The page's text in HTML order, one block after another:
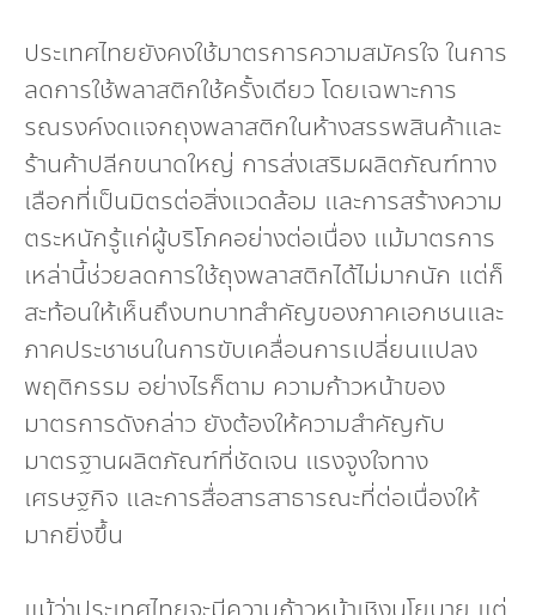
ประเทศไทยยังคงใช้มาตรการความสมัครใจ ในการ
ลดการใช้พลาสติกใช้ครั้งเดียว โดยเฉพาะการ
รณรงค์งดแจกถุงพลาสติกในห้างสรรพสินค้าและ
ร้านค้าปลีกขนาดใหญ่ การส่งเสริมผลิตภัณฑ์ทาง
เลือกที่เป็นมิตรต่อสิ่งแวดล้อม และการสร้างความ
ตระหนักรู้แก่ผู้บริโภคอย่างต่อเนื่อง แม้มาตรการ
เหล่านี้ช่วยลดการใช้ถุงพลาสติกได้ไม่มากนัก แต่ก็
สะท้อนให้เห็นถึงบทบาทสำคัญของภาคเอกชนและ
ภาคประชาชนในการขับเคลื่อนการเปลี่ยนแปลง
พฤติกรรม อย่างไรก็ตาม ความก้าวหน้าของ
มาตรการดังกล่าว ยังต้องให้ความสำคัญกับ
มาตรฐานผลิตภัณฑ์ที่ชัดเจน แรงจูงใจทาง
เศรษฐกิจ และการสื่อสารสาธารณะที่ต่อเนื่องให้
มากยิ่งขึ้น